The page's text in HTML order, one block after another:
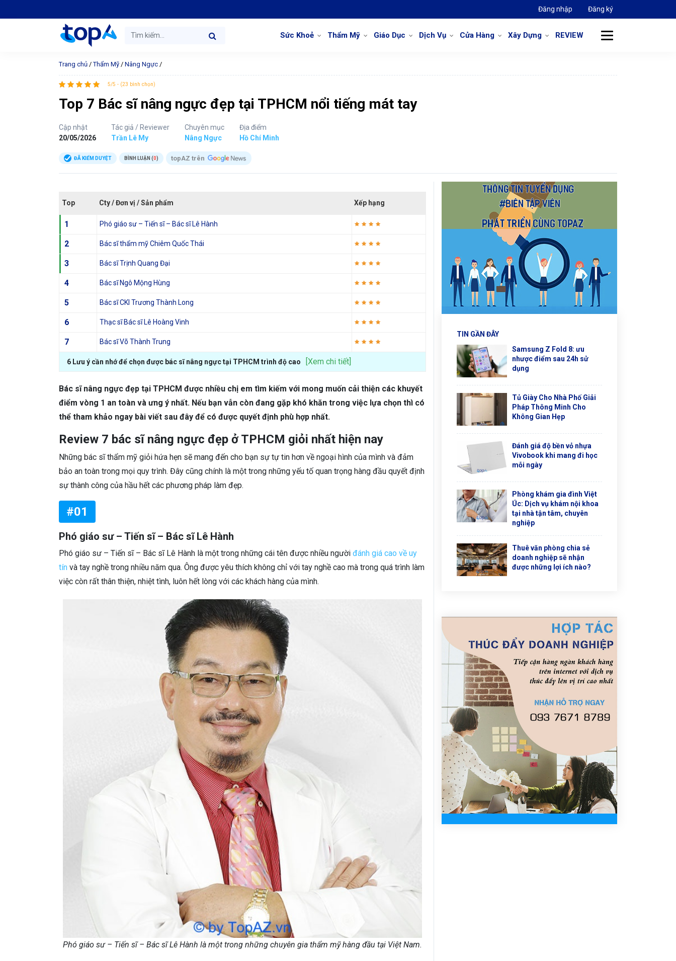
Đăng nhập Đăng ký
Sức Khoẻ Thẩm Mỹ Giáo Dục Dịch Vụ Cửa Hàng Xây Dựng REVIEW
Trang chủ /Thẩm Mỹ / Nâng Ngực /
5/5 - (23 bình chọn)
Top 7 Bác sĩ nâng ngực đẹp tại TPHCM nổi tiếng mát tay
Cập nhật
20/05/2026
Tác giả / Reviewer
Trần Lê My
Chuyên mục
Nâng Ngực
Địa điểm
Hồ Chí Minh
ĐÃ KIỂM DUYỆT BÌNH LUẬN (0) topAZ trên
Top Cty / Đơn vị / Sản phẩm Xếp hạng
1 Phó giáo sư – Tiến sĩ – Bác sĩ Lê Hành
2 Bác sĩ thẩm mỹ Chiêm Quốc Thái
3 Bác sĩ Trịnh Quang Đại
4 Bác sĩ Ngô Mộng Hùng
5 Bác sĩ CKI Trương Thành Long
6 Thạc sĩ Bác sĩ Lê Hoàng Vinh
7 Bác sĩ Võ Thành Trung
6 Lưu ý cần nhớ để chọn được bác sĩ nâng ngực tại TPHCM trình độ cao [Xem chi tiết]
Bác sĩ nâng ngực đẹp tại TPHCM được nhiều chị em tìm kiếm với mong muốn cải thiện các khuyết
điểm vòng 1 an toàn và ưng ý nhất. Nếu bạn vẫn còn đang gặp khó khăn trong việc lựa chọn thì có
thể tham khảo ngay bài viết sau đây để có được quyết định phù hợp nhất.
Review 7 bác sĩ nâng ngực đẹp ở TPHCM giỏi nhất hiện nay
Những bác sĩ thẩm mỹ giỏi hứa hẹn sẽ mang đến cho bạn sự tự tin hơn về ngoại hình của mình và đảm
bảo an toàn trong mọi quy trình. Đây cũng chính là một trong những yếu tố quan trọng hàng đầu quyết định
sự thành công của hầu hết các phương pháp làm đẹp.
#01
Phó giáo sư – Tiến sĩ – Bác sĩ Lê Hành
Phó giáo sư – Tiến sĩ – Bác sĩ Lê Hành là một trong những cái tên được nhiều người đánh giá cao về uy
tín và tay nghề trong nhiều năm qua. Ông được yêu thích không chỉ với tay nghề cao mà trong quá trình làm
việc còn rất thân thiện, nhiệt tình, luôn hết lòng với các khách hàng của mình.
Phó giáo sư – Tiến sĩ – Bác sĩ Lê Hành là một trong những chuyên gia thẩm mỹ hàng đầu tại Việt Nam.
TIN GẦN ĐÂY
Samsung Z Fold 8: ưu
nhược điểm sau 24h sử
dụng
Tủ Giày Cho Nhà Phố Giải
Pháp Thông Minh Cho
Không Gian Hẹp
Đánh giá độ bền vỏ nhựa
Vivobook khi mang đi học
mỗi ngày
Phòng khám gia đình Việt
Úc: Dịch vụ khám nội khoa
tại nhà tận tâm, chuyên
nghiệp
Thuê văn phòng chia sẻ
doanh nghiệp sẽ nhận
được những lợi ích nào?